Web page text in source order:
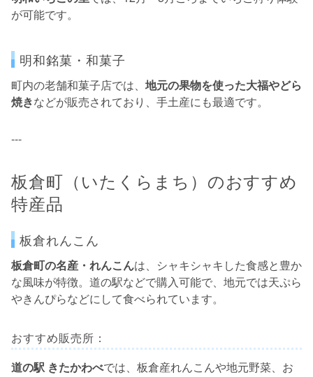
が可能です。
明和銘菓・和菓子
町内の老舗和菓子店では、 地元の果物を使った大福やどら
焼きなどが販売されており、手土産にも最適です。
---
板倉町（いたくらまち）のおすすめ
特産品
板倉れんこん
板倉町の名産・れんこんは、シャキシャキした食感と豊か
な風味が特徴。道の駅などで購入可能で、地元では天ぷら
やきんぴらなどにして食べられています。
おすすめ販売所：
道の駅 きたかわべでは、板倉産れんこんや地元野菜、お